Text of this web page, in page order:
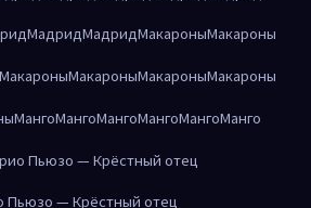
МадридМадридМакароныМакароны
МакароныМакароныМакароныМакароны
МангоМангоМангоМангоМангоМанго
Пьюзо — Крёстный отец
Пьюзо — Крёстный отец